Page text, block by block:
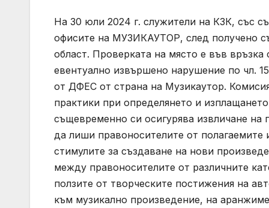
На 30 юли 2024 г. служители на КЗК, със
офисите на МУЗИКАУТОР, след получено
област. Проверката на място е във
евентуално извършено нарушение по чл.
от ДФЕС от страна на Музикаутор.
практики при определянето и
същевременно си осигурява извличане
да лиши правоносителите от
стимулите за създаване на нови
между правоносителите от различните
ползите от творческите постижения на
към музикално произведение, на